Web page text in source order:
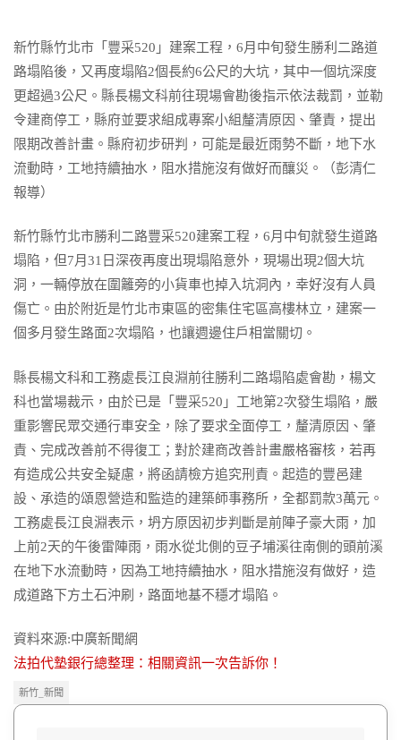
新竹縣竹北市「豐采520」建案工程，6月中旬發生勝利二路道
路塌陷後，又再度塌陷2個長約6公尺的大坑，其中一個坑深度
更超過3公尺。縣長楊文科前往現場會勘後指示依法裁罰，並勒
令建商停工，縣府並要求組成專案小組釐清原因、肇責，提出
限期改善計畫。縣府初步研判，可能是最近雨勢不斷，地下水
流動時，工地持續抽水，阻水措施沒有做好而釀災。（彭清仁
報導）
新竹縣竹北市勝利二路豐采520建案工程，6月中旬就發生道路
塌陷，但7月31日深夜再度出現塌陷意外，現場出現2個大坑
洞，一輛停放在圍籬旁的小貨車也掉入坑洞內，幸好沒有人員
傷亡。由於附近是竹北市東區的密集住宅區高樓林立，建案一
個多月發生路面2次塌陷，也讓週邊住戶相當關切。
縣長楊文科和工務處長江良淵前往勝利二路塌陷處會勘，楊文
科也當場裁示，由於已是「豐采520」工地第2次發生塌陷，嚴
重影響民眾交通行車安全，除了要求全面停工，釐清原因、肇
責、完成改善前不得復工；對於建商改善計畫嚴格審核，若再
有造成公共安全疑慮，將函請檢方追究刑責。起造的豐邑建
設、承造的頌恩營造和監造的建築師事務所，全都罰款3萬元。
工務處長江良淵表示，坍方原因初步判斷是前陣子豪大雨，加
上前2天的午後雷陣雨，雨水從北側的豆子埔溪往南側的頭前溪
在地下水流動時，因為工地持續抽水，阻水措施沒有做好，造
成道路下方土石沖刷，路面地基不穩才塌陷。
資料來源:中廣新聞網
法拍代墊銀行總整理：相關資訊一次告訴你！
新竹_新聞